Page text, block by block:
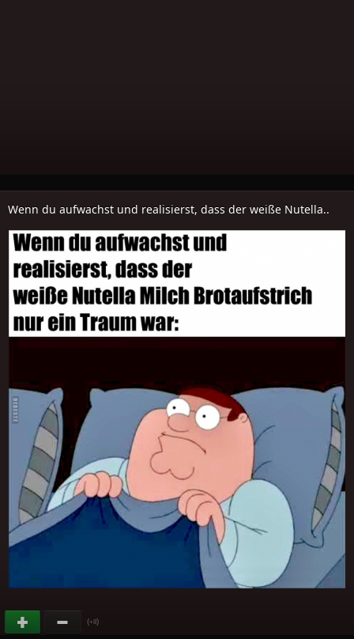
Wenn du aufwachst und realisierst, dass der weiße Nutella..
(+8)